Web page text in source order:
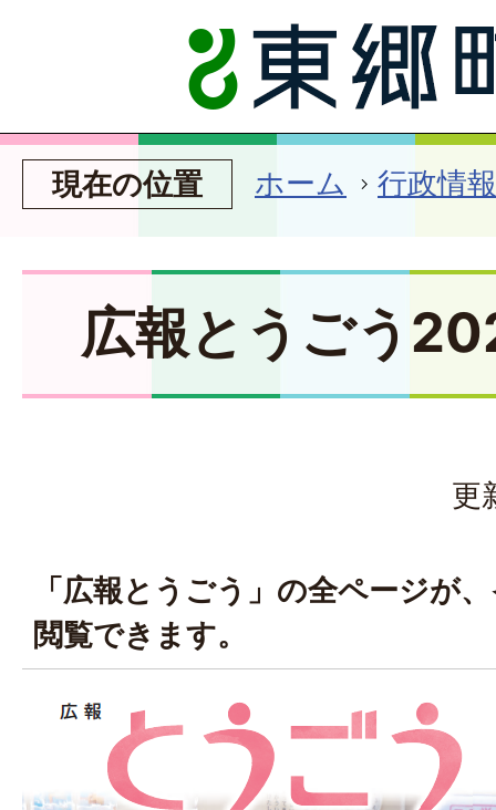
現在の位置 ホーム 行政情報
広報とうごう
更
「広報とうごう」の全ページが
閲覧できます。